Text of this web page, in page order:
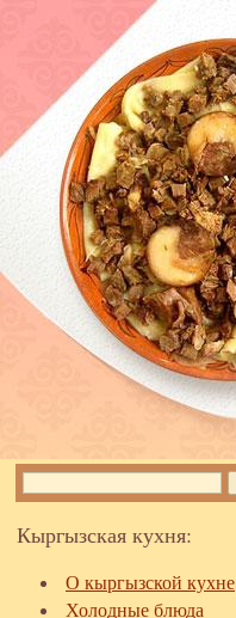
Кыргызская кухня:
О кыргызской кухне
Холодные блюда